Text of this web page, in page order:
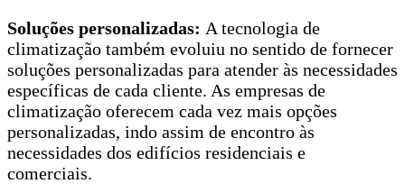
Soluções personalizadas: A tecnologia de
climatização também evoluiu no sentido de fornecer
soluções personalizadas para atender às necessidades
específicas de cada cliente. As empresas de
climatização oferecem cada vez mais opções
personalizadas, indo assim de encontro às
necessidades dos edifícios residenciais e
comerciais.